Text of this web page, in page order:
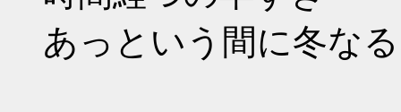
あっという間に冬な